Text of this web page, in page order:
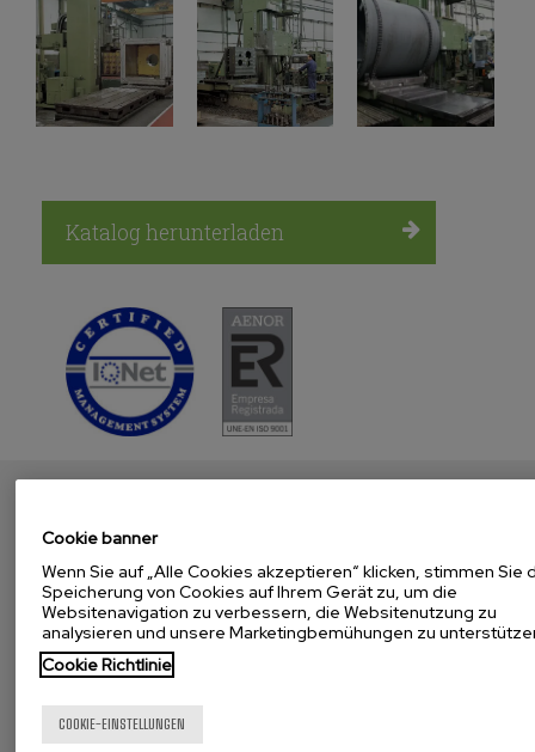
Katalog herunterladen
MENDIOLA
Präsentation
Geschichte
Qualität (Messtechnik, Zertifikate...)
Bei uns arbeiten
Aktuelles
Unsere Werkstücke weltweit
Cookie banner
Wenn Sie auf „Alle Cookies akzeptieren“ klicken, stimmen Sie
Speicherung von Cookies auf Ihrem Gerät zu, um die
Websitenavigation zu verbessern, die Websitenutzung zu
analysieren und unsere Marketingbemühungen zu
Cookie Richtlinie
COOKIE-EINSTELLUNGEN